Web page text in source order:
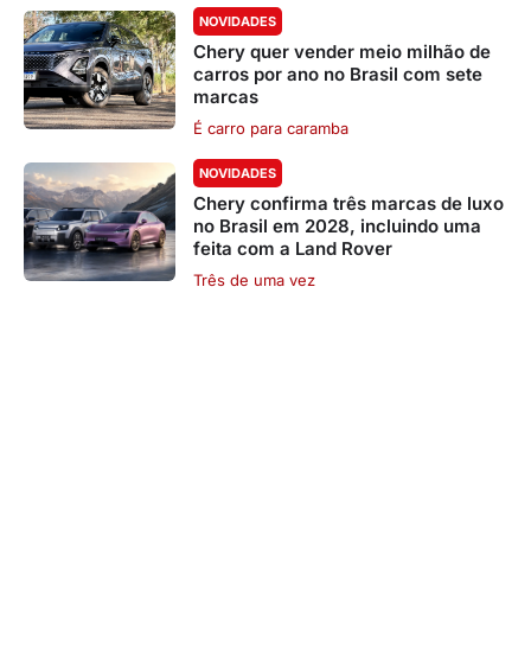
NOVIDADES
Chery quer vender meio milhão de
carros por ano no Brasil com sete
marcas
É carro para caramba
NOVIDADES
Chery confirma três marcas de luxo
no Brasil em 2028, incluindo uma
feita com a Land Rover
Três de uma vez